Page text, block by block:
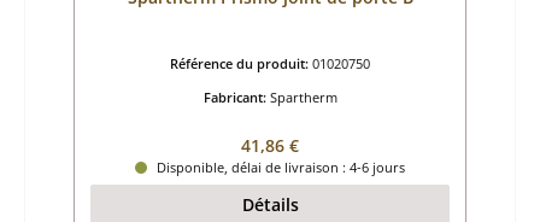
Référence du produit: 01020750
Fabricant: Spartherm
Prix régulier :
41,86 €
Disponible, délai de livraison : 4-6 jours
Détails